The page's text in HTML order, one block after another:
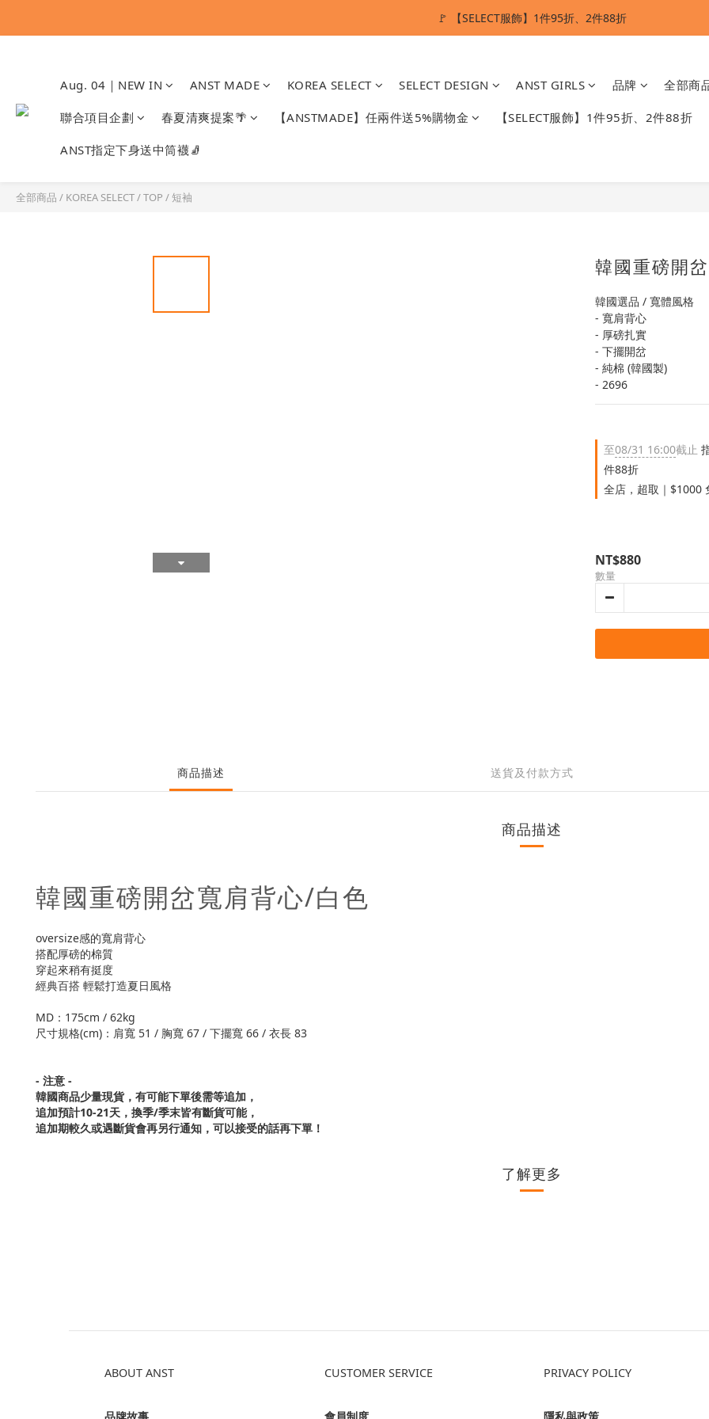
ANSTMADE｜任兩件送5%購物金💰
🚩 【SELECT服飾】1件95折、2件88折
ANSTMADE｜任兩件送5%購物金💰
Aug. 04｜NEW IN ANST MADE KOREA SELECT SELECT DESIGN ANST GIRLS 品牌 全部商
聯合項目企劃 春夏清爽提案🌴 【ANSTMADE】任兩件送5%購物金 【SELECT服飾】1件95折、2件88折
ANST指定下身送中筒襪🧦
全部商品 / KOREA SELECT/TOP /短袖
韓國重磅開
韓國選品 / 寬體風格
- 寬肩背心
- 厚磅扎實
- 下擺開岔
- 純棉 (韓國製)
- 2696
至08/31 16:00截止
件88折
全店，超取｜$1000
NT$880
數量
商品描述 送貨及付款方式
商品描述
韓國重磅開岔寬肩背心/白色
oversize感的寬肩背心
搭配厚磅的棉質
穿起來稍有挺度
經典百搭 輕鬆打造夏日風格
MD：175cm / 62kg
尺寸規格(cm)：肩寬 51 / 胸寬 67 / 下擺寬 66 / 衣長 83
- 注意 -
韓國商品少量現貨， 有可能下單後需等追加，
追加預計10-21天，換季/季末皆有斷貨可能，
追加期較久或遇斷貨會再另行通知，可以接受的話再下單！
了解更多
ABOUT ANST CUSTOMER SERVICE PRIVACY POLICY